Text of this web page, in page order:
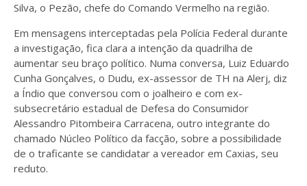
Silva, o Pezão, chefe do Comando Vermelho na região.
Em mensagens interceptadas pela Polícia Federal durante
a investigação, fica clara a intenção da quadrilha de
aumentar seu braço político. Numa conversa, Luiz Eduardo
Cunha Gonçalves, o Dudu, ex-assessor de TH na Alerj, diz
a Índio que conversou com o joalheiro e com ex-
subsecretário estadual de Defesa do Consumidor
Alessandro Pitombeira Carracena, outro integrante do
chamado Núcleo Político da facção, sobre a possibilidade
de o traficante se candidatar a vereador em Caxias, seu
reduto.